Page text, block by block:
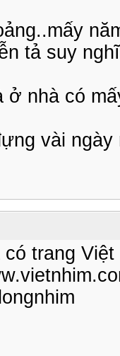
tả suy
ở nhà có
vài ngày
trang